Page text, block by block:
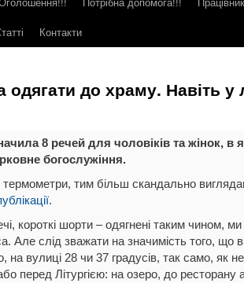
Контакти
одягати до храму. Навіть у
8 речей для чоловіків та жінок, в
богослужіння.
тим більш скандально
короткі шорти – одягнені таким чином,
Але слід зважати на значимість того, що
на вулиці 28 чи 37 градусів, так само, як
перед Літургією: на озеро, до ресторану